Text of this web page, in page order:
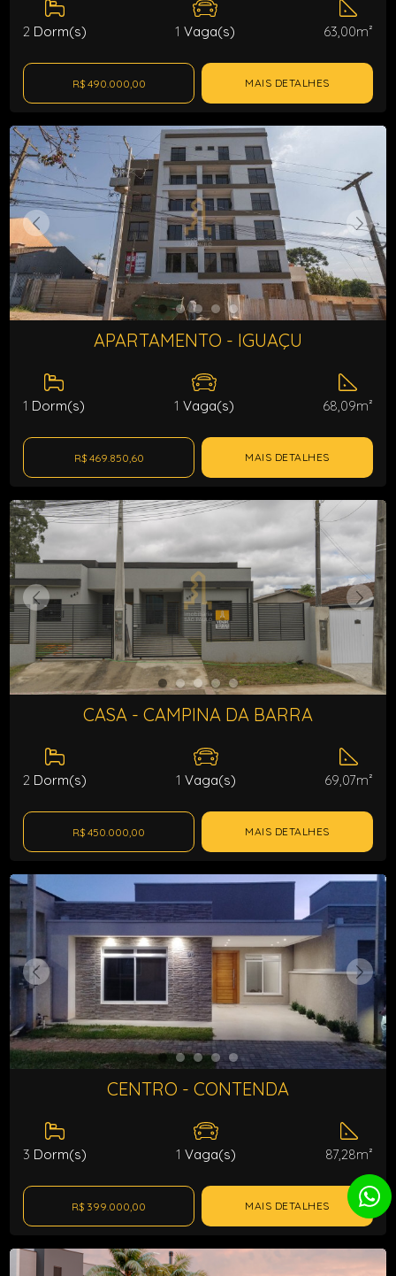
2 Dorm(s) 1 Vaga(s) 63,00m²
R$ 490.000,00 MAIS DETALHES
APARTAMENTO - IGUAÇU
1 Dorm(s) 1 Vaga(s) 68,09m²
R$ 469.850,60 MAIS DETALHES
CASA - CAMPINA DA BARRA
2 Dorm(s) 1 Vaga(s) 69,07m²
R$ 450.000,00 MAIS DETALHES
CENTRO - CONTENDA
3 Dorm(s) 1 Vaga(s) 87,28m²
R$ 399.000,00 MAIS DETALHES